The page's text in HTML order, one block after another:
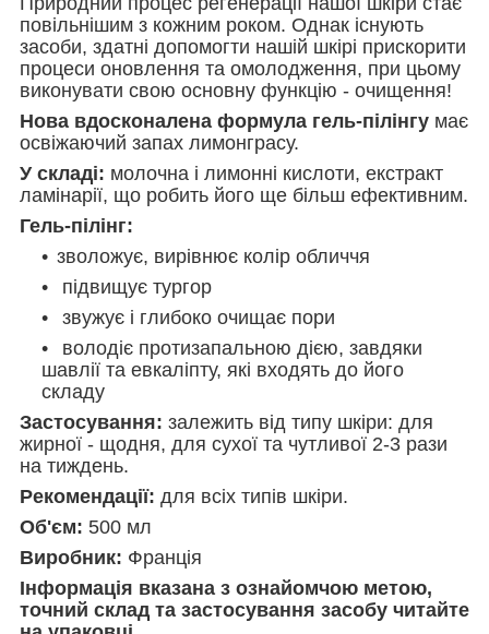
повільнішим з кожним роком. Однак існують
засоби, здатні допомогти нашій шкірі прискорити
процеси оновлення та омолодження, при цьому
виконувати свою основну функцію - очищення!
Нова вдосконалена формула гель-пілінгу має
освіжаючий запах лимонграсу.
У складі: молочна і лимонні кислоти, екстракт
ламінарії, що робить його ще більш ефективним.
Гель-пілінг:
зволожує, вирівнює колір обличчя
підвищує тургор
звужує і глибоко очищає пори
володіє протизапальною дією, завдяки
шавлії та евкаліпту, які входять до його
складу
Застосування: залежить від типу шкіри: для
жирної - щодня, для сухої та чутливої 2-3 рази
на тиждень.
Рекомендації: для всіх типів шкіри.
Об'єм: 500 мл
Виробник: Франція
Інформація вказана з ознайомчою метою,
точний склад та застосування засобу читайте